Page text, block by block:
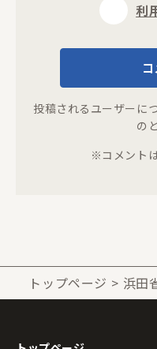
利
投稿されるユーザーに
の
※コメント
トップページ 浜田